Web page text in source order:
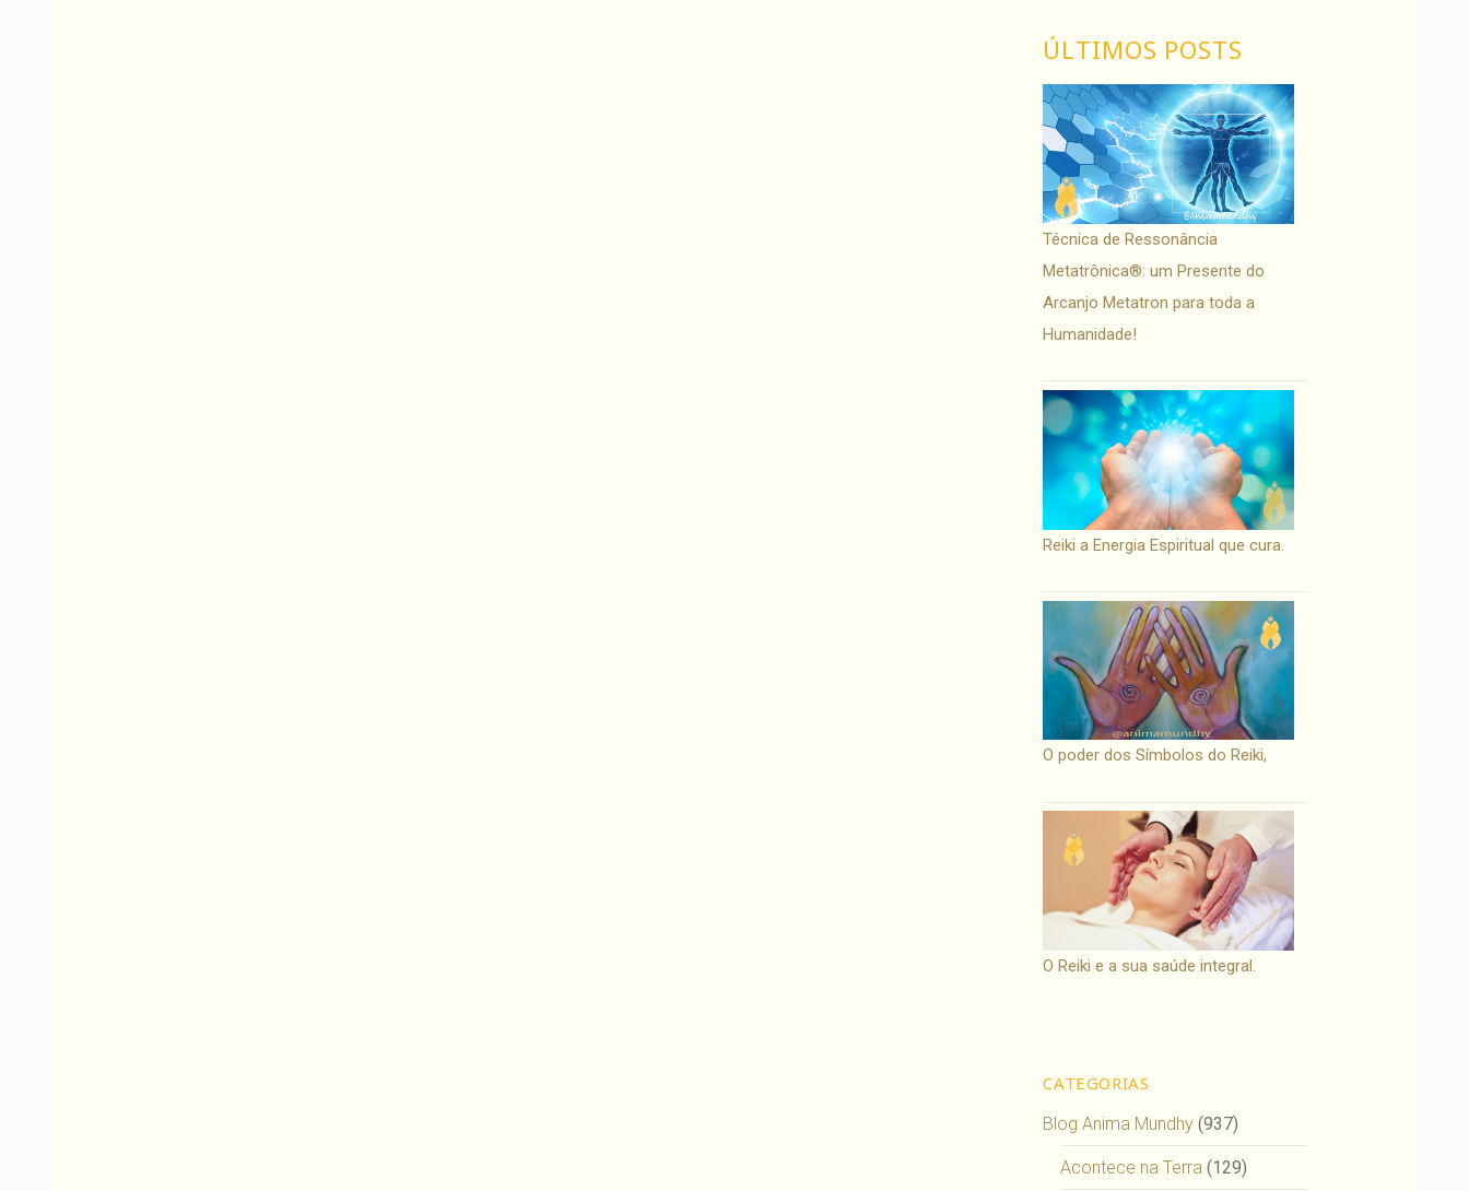
ÚLTIMOS POSTS
Técnica de Ressonância
Metatrônica®: um Presente do
Arcanjo Metatron para toda a
Humanidade!
Reiki a Energia Espiritual que cura.
O poder dos Símbolos do Reiki,
O Reiki e a sua saúde integral.
CATEGORIAS
Blog Anima Mundhy (937)
Acontece na Terra (129)